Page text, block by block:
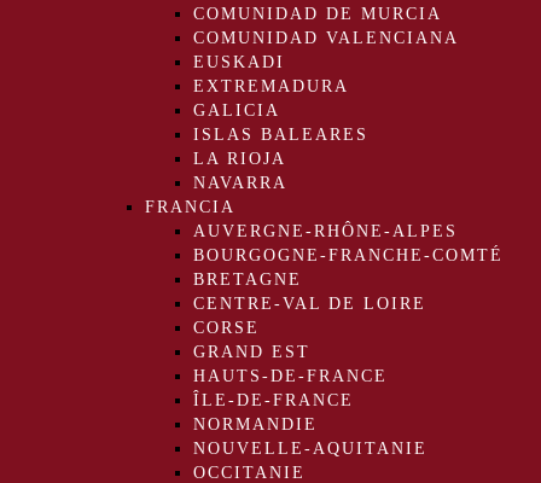
COMUNIDAD DE MURCIA
COMUNIDAD VALENCIANA
EUSKADI
EXTREMADURA
GALICIA
ISLAS BALEARES
LA RIOJA
NAVARRA
FRANCIA
AUVERGNE-RHÔNE-ALPES
BOURGOGNE-FRANCHE-COMTÉ
BRETAGNE
CENTRE-VAL DE LOIRE
CORSE
GRAND EST
HAUTS-DE-FRANCE
ÎLE-DE-FRANCE
NORMANDIE
NOUVELLE-AQUITANIE
OCCITANIE